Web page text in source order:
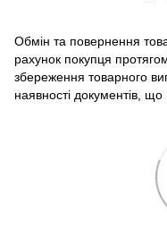
Обмін та повернення
рахунок покупця
збереження товарного
наявності документів, що